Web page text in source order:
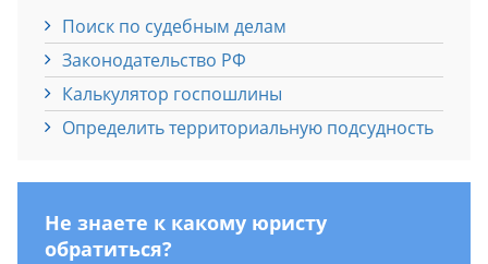
Поиск по судебным делам
Законодательство РФ
Калькулятор госпошлины
Определить территориальную подсудность
Не знаете к какому юристу
обратиться?